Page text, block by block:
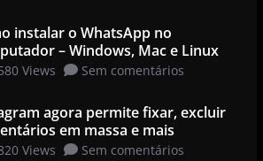
instalar o WhatsApp no
– Windows, Mac e Linux
Views Sem comentários
agora permite fixar, excluir
em massa e mais
Views Sem comentários